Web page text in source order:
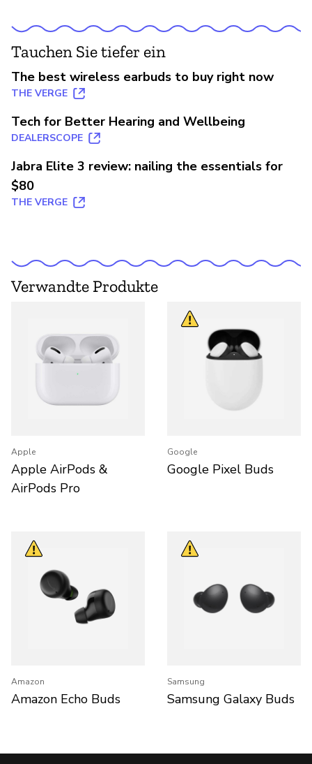
Tauchen Sie tiefer ein
The best wireless earbuds to buy right now
THE VERGE
Tech for Better Hearing and Wellbeing
DEALERSCOPE
Jabra Elite 3 review: nailing the essentials for
$80
THE VERGE
Verwandte Produkte
Apple
Apple AirPods &
AirPods Pro
Google
Google Pixel Buds
Amazon
Amazon Echo Buds
Samsung
Samsung Galaxy Buds